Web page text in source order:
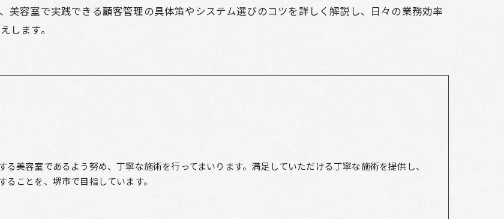
美容室で実践できる顧客管理の具体策やシステム選びのコツを詳しく解説し、日々の業務効率
します。
る美容室であるよう努め、丁寧な施術を行ってまいります。満足していただける丁寧な施術を提供し、
ことを、堺市で目指しています。